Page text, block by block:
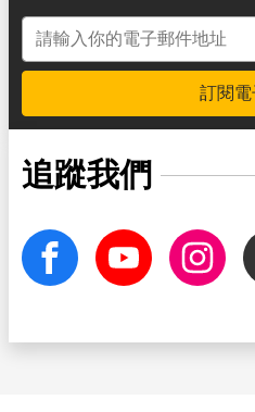
電子郵件地址
訂閱電
追蹤我們
facebook Youtube Instagram